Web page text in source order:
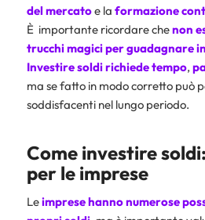
del mercatoe la formazione
È importante ricordare chenon
trucchi magici per guadagnare
Investire soldi richiede tempo,
ma se fatto in modo corretto può
soddisfacenti nel lungo periodo.
Come investire
per le imprese
Leimprese hanno numerose